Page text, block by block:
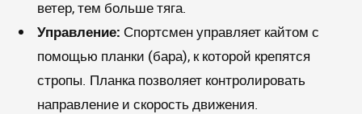
ветер, тем больше тяга.
Управление: Спортсмен управляет кайтом с
помощью планки (бара), к которой крепятся
стропы. Планка позволяет контролировать
направление и скорость движения.